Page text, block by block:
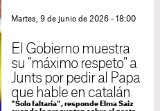
Martes, 9 de junio de 2026 - 18:00
El Gobierno muestra
su "máximo respeto" a
Junts por pedir al Papa
que hable en catalán
"Solo faltaría", responde Elma Saiz